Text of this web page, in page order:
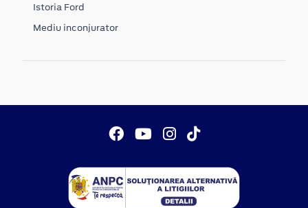
Istoria Ford
Mediu inconjurator